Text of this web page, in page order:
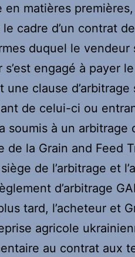
en matières
cadre d’un contrat
duquel le vendeur
s’est engagé à payer
une clause
de celui-ci ou
soumis à un
de la Grain and Feed
de l’arbitrage et
d’arbitrage
tard, l’acheteur et
agricole
au contrat aux